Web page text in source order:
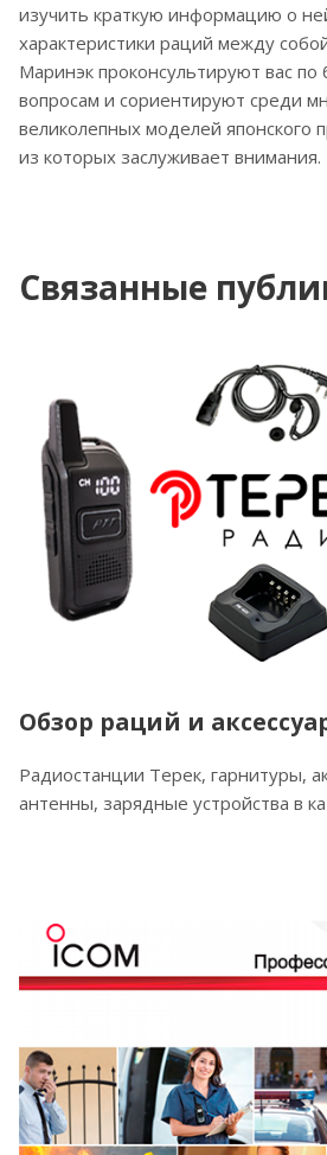
изучить краткую информацию о
характеристики раций между
Маринэк проконсультируют вас по
вопросам и сориентируют среди
великолепных моделей японского
из которых заслуживает внимания.
Связанные
Обзор раций и
Радиостанции Терек, гарнитуры,
антенны, зарядные устройства в